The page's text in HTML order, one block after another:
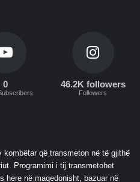
0 46.2K followers
Followers
që transmeton në të gjithë
Programimi i tij transmetohet
here në maqedonisht, bazuar në